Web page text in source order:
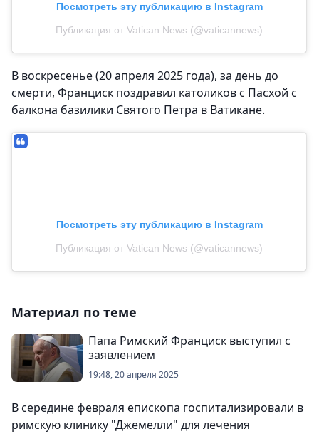
Посмотреть эту публикацию в Instagram
Публикация от Vatican News (@vaticannews)
В воскресенье (20 апреля 2025 года), за день до
смерти, Франциск поздравил католиков с Пасхой с
балкона базилики Святого Петра в Ватикане.
Посмотреть эту публикацию в Instagram
Публикация от Vatican News (@vaticannews)
Материал по теме
Папа Римский Франциск выступил с
заявлением
19:48, 20 апреля 2025
В середине февраля епископа госпитализировали в
римскую клинику "Джемелли" для лечения